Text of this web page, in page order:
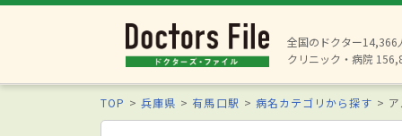
全国のドクター14,366
クリニック・病院
TOP 兵庫県 有馬口駅 病名カテゴリから探す